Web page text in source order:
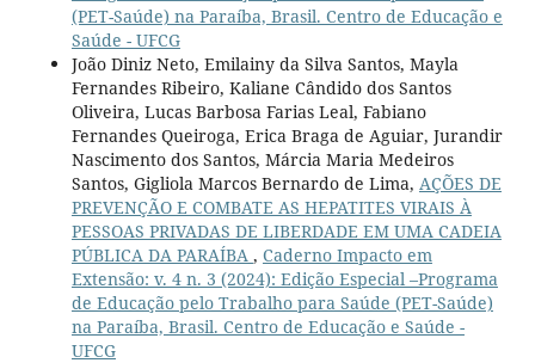
(PET-Saúde) na Paraíba, Brasil. Centro de Educação e
Saúde - UFCG
João Diniz Neto, Emilainy da Silva Santos, Mayla
Fernandes Ribeiro, Kaliane Cândido dos Santos
Oliveira, Lucas Barbosa Farias Leal, Fabiano
Fernandes Queiroga, Erica Braga de Aguiar, Jurandir
Nascimento dos Santos, Márcia Maria Medeiros
Santos, Gigliola Marcos Bernardo de Lima, AÇÕES DE
PREVENÇÃO E COMBATE AS HEPATITES VIRAIS À
PESSOAS PRIVADAS DE LIBERDADE EM UMA CADEIA
PÚBLICA DA PARAÍBA , Caderno Impacto em
Extensão: v. 4 n. 3 (2024): Edição Especial –Programa
de Educação pelo Trabalho para Saúde (PET-Saúde)
na Paraíba, Brasil. Centro de Educação e Saúde -
UFCG